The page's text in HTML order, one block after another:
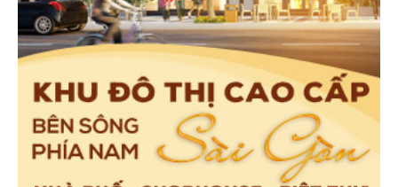
Bản đồ quy hoạch vùng lõi trung tâm TP.HCM quy mô 930
hecta.
Theo quy hoạch, đường Nguyễn Tất Thành sẽ được
mở rộng có lộ giới 30m, cùng với đó là hàng loạt
các tuyến giao thông cũng đã được phê duyệt để
Phòng massage.